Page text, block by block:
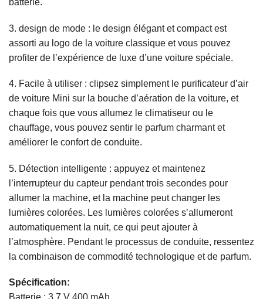
batterie.
3. design de mode : le design élégant et compact est
assorti au logo de la voiture classique et vous pouvez
profiter de l’expérience de luxe d’une voiture spéciale.
4. Facile à utiliser : clipsez simplement le purificateur d’air
de voiture Mini sur la bouche d’aération de la voiture, et
chaque fois que vous allumez le climatiseur ou le
chauffage, vous pouvez sentir le parfum charmant et
améliorer le confort de conduite.
5. Détection intelligente : appuyez et maintenez
l’interrupteur du capteur pendant trois secondes pour
allumer la machine, et la machine peut changer les
lumières colorées. Les lumières colorées s’allumeront
automatiquement la nuit, ce qui peut ajouter à
l’atmosphère. Pendant le processus de conduite, ressentez
la combinaison de commodité technologique et de parfum.
Spécification:
Batterie : 3,7 V 400 mAh.